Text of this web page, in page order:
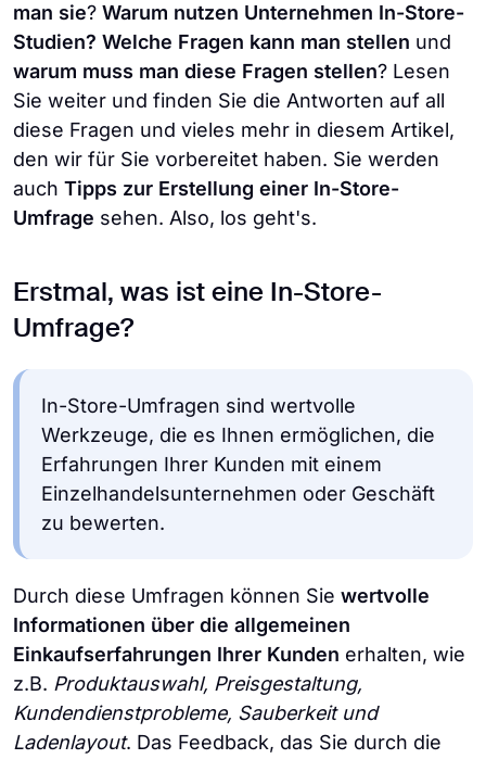
man sie? Warum nutzen Unternehmen In-Store-
Studien? Welche Fragen kann man stellen und
warum muss man diese Fragen stellen? Lesen
Sie weiter und finden Sie die Antworten auf all
diese Fragen und vieles mehr in diesem Artikel,
den wir für Sie vorbereitet haben. Sie werden
auch Tipps zur Erstellung einer In-Store-
Umfrage sehen. Also, los geht's.
Erstmal, was ist eine In-Store-
Umfrage?
In-Store-Umfragen sind wertvolle
Werkzeuge, die es Ihnen ermöglichen, die
Erfahrungen Ihrer Kunden mit einem
Einzelhandelsunternehmen oder Geschäft
zu bewerten.
Durch diese Umfragen können Sie wertvolle
Informationen über die allgemeinen
Einkaufserfahrungen Ihrer Kunden erhalten, wie
z.B. Produktauswahl, Preisgestaltung,
Kundendienstprobleme, Sauberkeit und
Ladenlayout. Das Feedback, das Sie durch die